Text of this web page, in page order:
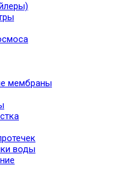
мембраны
воды